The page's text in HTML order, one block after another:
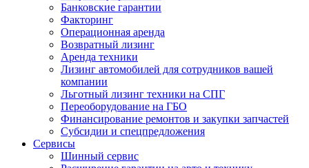
Банковские гарантии
Факторинг
Операционная аренда
Возвратный лизинг
Аренда техники
Лизинг автомобилей для сотрудников вашей
компании
Льготный лизинг техники на СПГ
Переоборудование на ГБО
Финансирование ремонтов и закупки запчастей
Субсидии и спецпредложения
Сервисы
Шинный сервис